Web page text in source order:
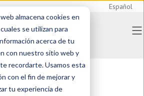
almacena cookies en
se utilizan para
acerca de tu
con nuestro sitio web y
recordarte. Usamos esta
con el fin de mejorar y
tu experiencia de
Español